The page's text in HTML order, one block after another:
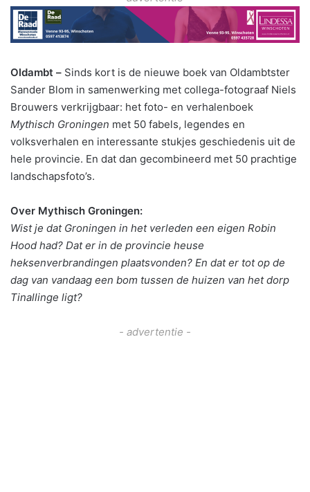
Oldambt – Sinds kort is de nieuwe boek van Oldambtster
Sander Blom in samenwerking met collega-fotograaf Niels
Brouwers verkrijgbaar: het foto- en verhalenboek
Mythisch Groningen met 50 fabels, legendes en
volksverhalen en interessante stukjes geschiedenis uit de
hele provincie. En dat dan gecombineerd met 50 prachtige
landschapsfoto’s.
Over Mythisch Groningen:
Wist je dat Groningen in het verleden een eigen Robin
Hood had? Dat er in de provincie heuse
heksenverbrandingen plaatsvonden? En dat er tot op de
dag van vandaag een bom tussen de huizen van het dorp
Tinallinge ligt?
- advertentie -